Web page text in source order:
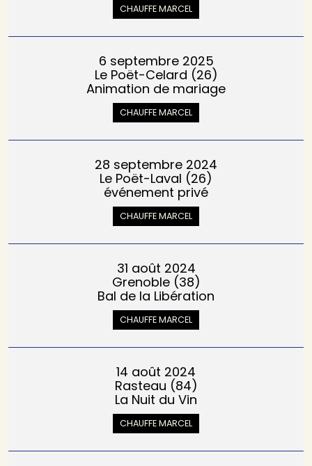
CHAUFFE MARCEL
6 septembre 2025
Le Poët-Celard (26)
Animation de mariage
CHAUFFE MARCEL
28 septembre 2024
Le Poët-Laval (26)
événement privé
CHAUFFE MARCEL
31 août 2024
Grenoble (38)
Bal de la Libération
CHAUFFE MARCEL
14 août 2024
Rasteau (84)
La Nuit du Vin
CHAUFFE MARCEL